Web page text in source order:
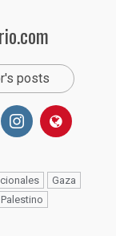
posts
Gaza
Palestino